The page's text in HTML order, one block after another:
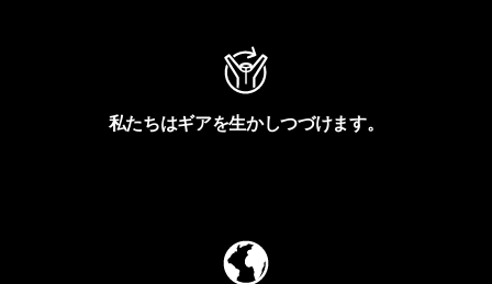
私たちはギアを生かしつづけます。